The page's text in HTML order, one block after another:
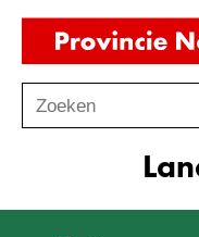
o
Zoeken